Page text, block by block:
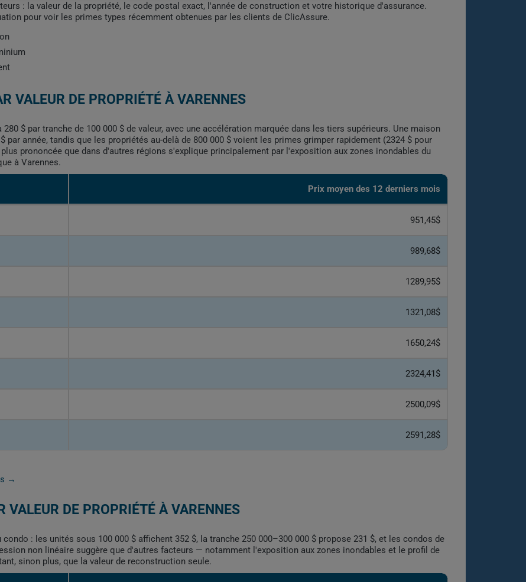
: la valeur de la propriété, le code postal exact, l'année de construction et votre historique d'assurance.
pour voir les primes types récemment obtenues par les clients de ClicAssure.
VALEUR DE PROPRIÉTÉ À VARENNES
$ par tranche de 100 000 $ de valeur, avec une accélération marquée dans les tiers supérieurs. Une maison
par année, tandis que les propriétés au-delà de 800 000 $ voient les primes grimper rapidement (2324 $ pour
prononcée que dans d'autres régions s'explique principalement par l'exposition aux zones inondables du
à Varennes.
Prix moyen des 12 derniers mois
951,45$
989,68$
1289,95$
1321,08$
1650,24$
2324,41$
2500,09$
2591,28$
→
VALEUR DE PROPRIÉTÉ À VARENNES
: les unités sous 100 000 $ affichent 352 $, la tranche 250 000–300 000 $ propose 231 $, et les condos de
non linéaire suggère que d'autres facteurs — notamment l'exposition aux zones inondables et le profil de
sinon plus, que la valeur de reconstruction seule.